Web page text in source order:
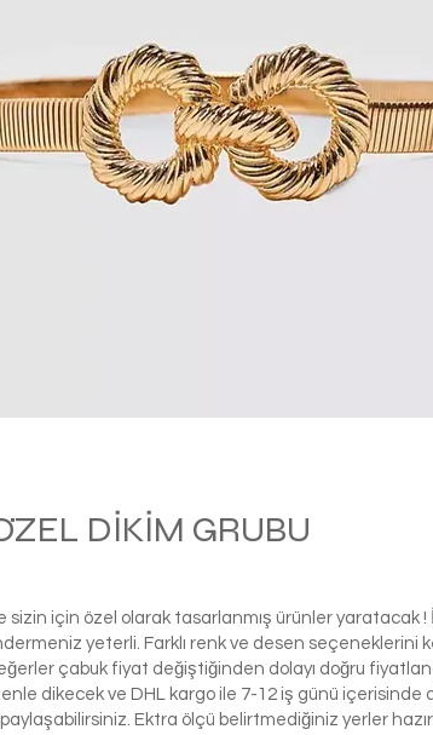
DİKİM GRUBU
sizin için özel olarak tasarlanmış ürünler
yeterli. Farklı renk ve desen
çabuk fiyat değiştiğinden dolayı doğru
dikecek ve DHL kargo ile 7-12 iş günü içerisinde
Ektra ölçü belirtmediğiniz yerler